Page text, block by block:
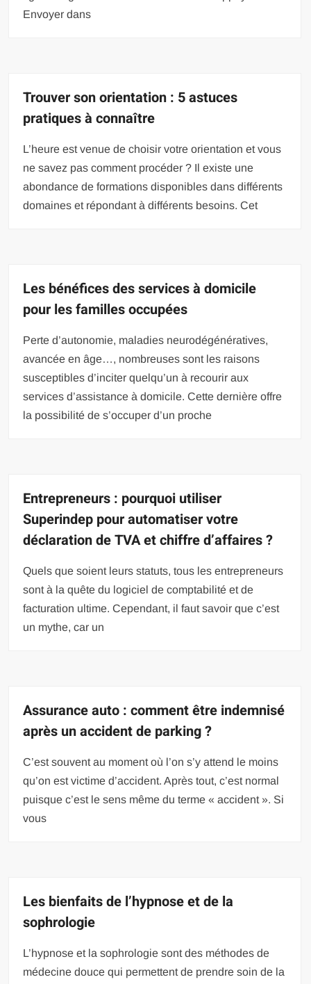
Envoyer dans
Trouver son orientation : 5 astuces
pratiques à connaître
L’heure est venue de choisir votre orientation et vous
ne savez pas comment procéder ? Il existe une
abondance de formations disponibles dans différents
domaines et répondant à différents besoins. Cet
Les bénéfices des services à domicile
pour les familles occupées
Perte d’autonomie, maladies neurodégénératives,
avancée en âge…, nombreuses sont les raisons
susceptibles d’inciter quelqu’un à recourir aux
services d’assistance à domicile. Cette dernière offre
la possibilité de s’occuper d’un proche
Entrepreneurs : pourquoi utiliser
Superindep pour automatiser votre
déclaration de TVA et chiffre d’affaires ?
Quels que soient leurs statuts, tous les entrepreneurs
sont à la quête du logiciel de comptabilité et de
facturation ultime. Cependant, il faut savoir que c’est
un mythe, car un
Assurance auto : comment être indemnisé
après un accident de parking ?
C’est souvent au moment où l’on s’y attend le moins
qu’on est victime d’accident. Après tout, c’est normal
puisque c’est le sens même du terme « accident ». Si
vous
Les bienfaits de l’hypnose et de la
sophrologie
L’hypnose et la sophrologie sont des méthodes de
médecine douce qui permettent de prendre soin de la